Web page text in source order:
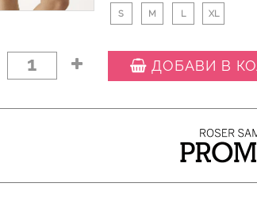
S M L XL
1 ДОБАВИ В